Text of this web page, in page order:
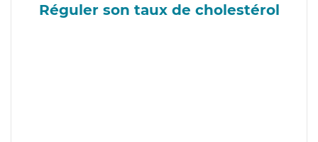
Réguler son taux de cholestérol